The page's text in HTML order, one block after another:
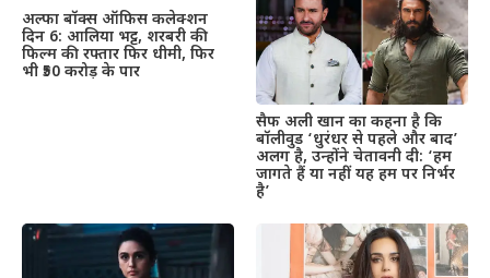
अल्फा बॉक्स ऑफिस कलेक्शन
दिन 6: आलिया भट्ट, शरबरी की
फिल्म की रफ्तार फिर धीमी, फिर
भी ₹50 करोड़ के पार
सैफ अली खान का कहना है कि
बॉलीवुड ‘धुरंधर से पहले और बाद’
अलग है, उन्होंने चेतावनी दी: ‘हम
जागते हैं या नहीं यह हम पर निर्भर
है’